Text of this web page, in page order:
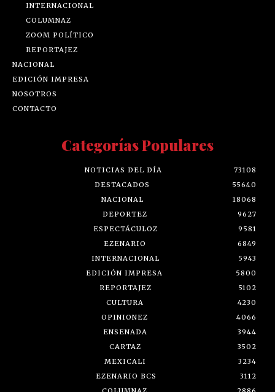
INTERNACIONAL
COLUMNAZ
ZOOM POLÍTICO
REPORTAJEZ
NACIONAL
EDICIÓN IMPRESA
NOSOTROS
CONTACTO
Categorías Populares
NOTICIAS DEL DÍA
73108
DESTACADOS
55640
NACIONAL
18068
DEPORTEZ
9627
ESPECTÁCULOZ
9581
EZENARIO
6849
INTERNACIONAL
5943
EDICIÓN IMPRESA
5800
REPORTAJEZ
5102
CULTURA
4230
OPINIONEZ
4066
ENSENADA
3944
CARTAZ
3502
MEXICALI
3234
EZENARIO BCS
3112